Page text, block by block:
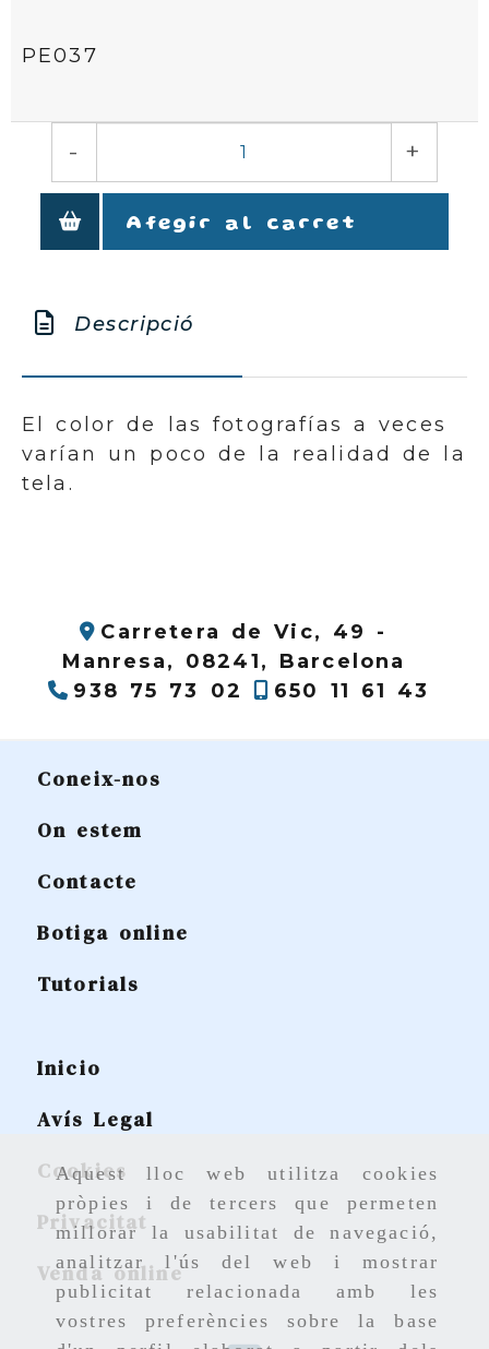
Aquest lloc web utilitza cookies
pròpies i de tercers que permeten
millorar la usabilitat de navegació,
analitzar l'ús del web i mostrar
publicitat relacionada amb les
vostres preferències sobre la base
PE037
- +
Afegir al carret
Descripció
El color de las fotografías a veces
varían un poco de la realidad de la
tela.
Carretera de Vic, 49 -
Manresa, 08241, Barcelona
938 75 73 02
650 11 61 43
Coneix-nos
On estem
Contacte
Botiga online
Tutorials
Inicio
Avís Legal
Cookies
Privacitat
Venda online